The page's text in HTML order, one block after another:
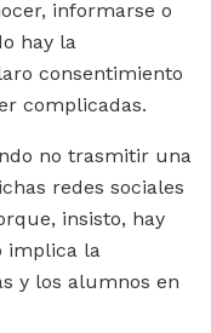
informarse o
hay la
consentimiento
complicadas.
no trasmitir una
redes sociales
insisto, hay
implica la
y los alumnos en